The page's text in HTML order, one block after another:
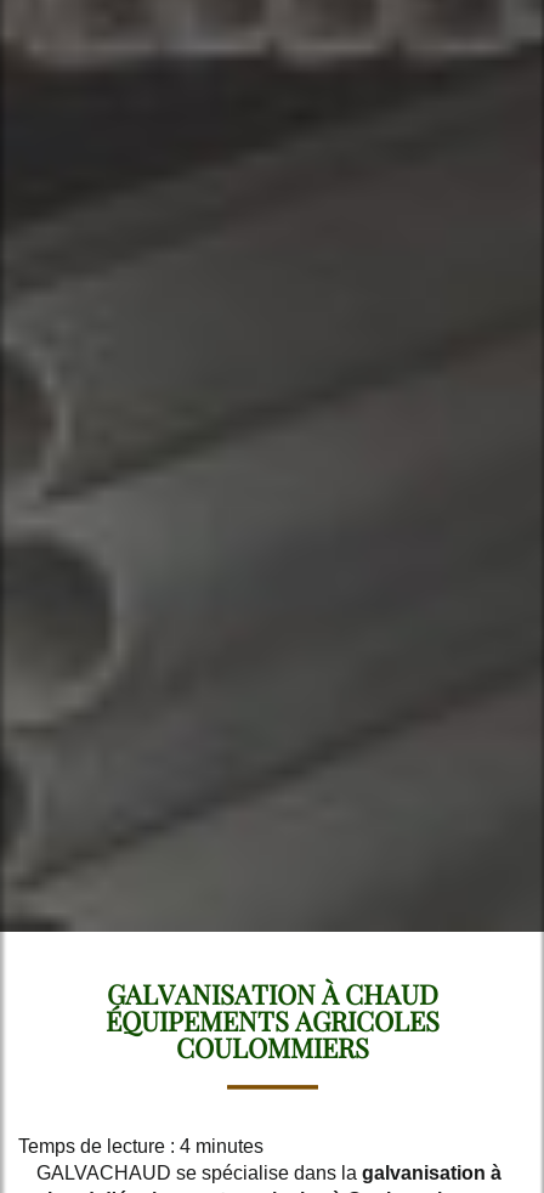
GALVANISATION À CHAUD
ÉQUIPEMENTS AGRICOLES
COULOMMIERS
Temps de lecture : 4 minutes
GALVACHAUD se spécialise dans la galvanisation à